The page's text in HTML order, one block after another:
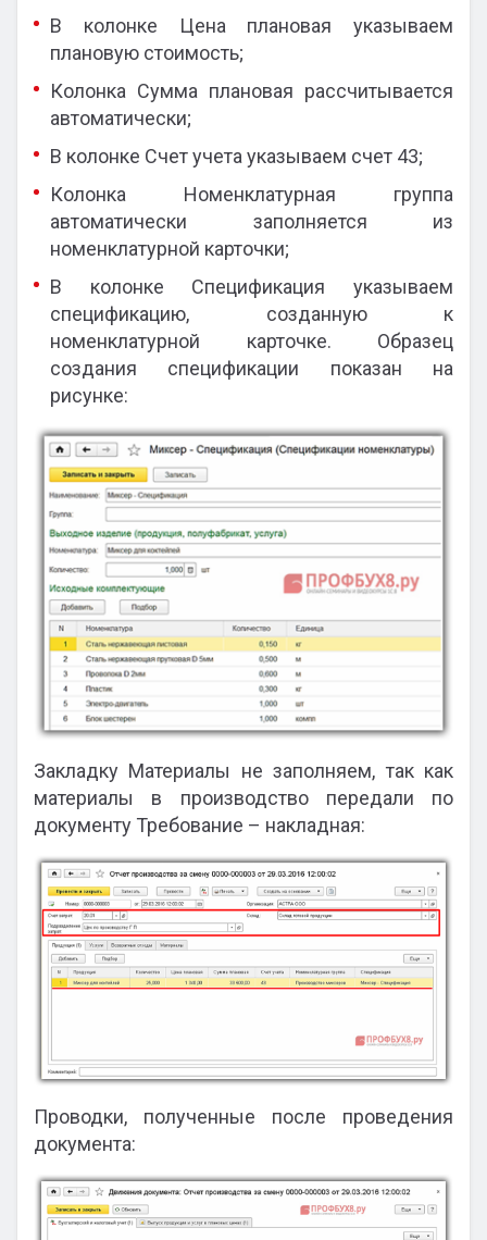
В колонке Цена плановая указываем
плановую стоимость;
Колонка Сумма плановая рассчитывается
автоматически;
В колонке Счет учета указываем счет 43;
Колонка Номенклатурная группа
автоматически заполняется из
номенклатурной карточки;
В колонке Спецификация указываем
спецификацию, созданную к
номенклатурной карточке. Образец
создания спецификации показан на
рисунке:
Закладку Материалы не заполняем, так как
материалы в производство передали по
документу Требование – накладная:
Проводки, полученные после проведения
документа: